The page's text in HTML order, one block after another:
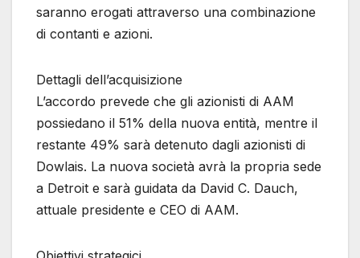
saranno erogati attraverso una combinazione
di contanti e azioni.
Dettagli dell’acquisizione
L’accordo prevede che gli azionisti di AAM
possiedano il 51% della nuova entità, mentre il
restante 49% sarà detenuto dagli azionisti di
Dowlais. La nuova società avrà la propria sede
a Detroit e sarà guidata da David C. Dauch,
attuale presidente e CEO di AAM.